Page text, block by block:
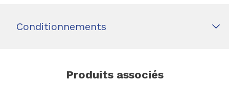
Conditionnements
Produits associés